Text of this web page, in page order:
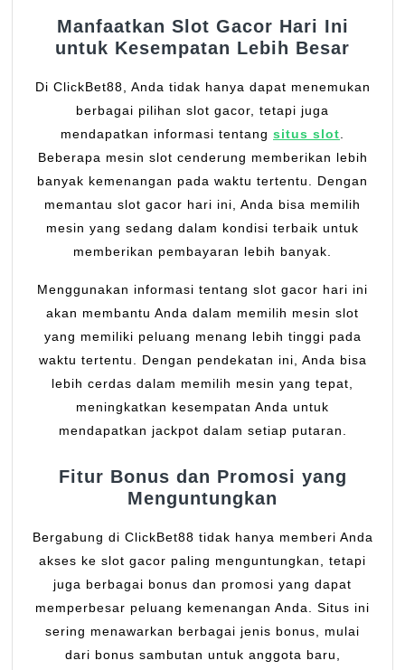
Manfaatkan Slot Gacor Hari Ini
untuk Kesempatan Lebih Besar
Di ClickBet88, Anda tidak hanya dapat menemukan
berbagai pilihan slot gacor, tetapi juga
mendapatkan informasi tentang situs slot
Beberapa mesin slot cenderung memberikan lebih
banyak kemenangan pada waktu tertentu. Dengan
memantau slot gacor hari ini, Anda bisa memilih
mesin yang sedang dalam kondisi terbaik untuk
memberikan pembayaran lebih banyak.
Menggunakan informasi tentang slot gacor hari ini
akan membantu Anda dalam memilih mesin slot
yang memiliki peluang menang lebih tinggi pada
waktu tertentu. Dengan pendekatan ini, Anda bisa
lebih cerdas dalam memilih mesin yang tepat,
meningkatkan kesempatan Anda untuk
mendapatkan jackpot dalam setiap putaran.
Fitur Bonus dan Promosi yang
Menguntungkan
Bergabung di ClickBet88 tidak hanya memberi Anda
akses ke slot gacor paling menguntungkan, tetapi
juga berbagai bonus dan promosi yang dapat
memperbesar peluang kemenangan Anda. Situs ini
sering menawarkan berbagai jenis bonus, mulai
dari bonus sambutan untuk anggota baru,